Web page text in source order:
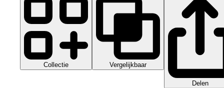
Collectie Vergelijkbaar
Delen